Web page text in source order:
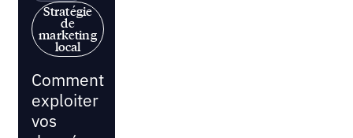
Stratégie
de
marketing
local
Comment
exploiter
vos